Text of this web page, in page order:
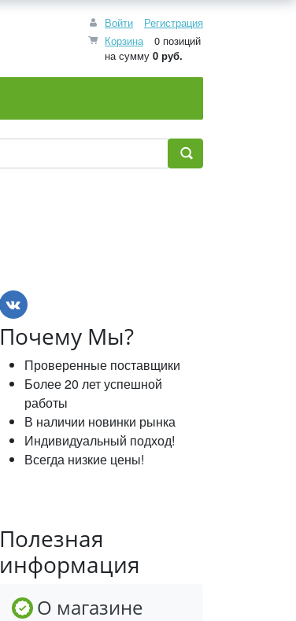
Войти
Регистрация
Корзина
0 позиций
на сумму 0 руб.
Почему Мы?
Проверенные поставщики
Более 20 лет успешной
работы
В наличии новинки рынка
Индивидуальный подход!
Всегда низкие цены!
Полезная
информация
О магазине